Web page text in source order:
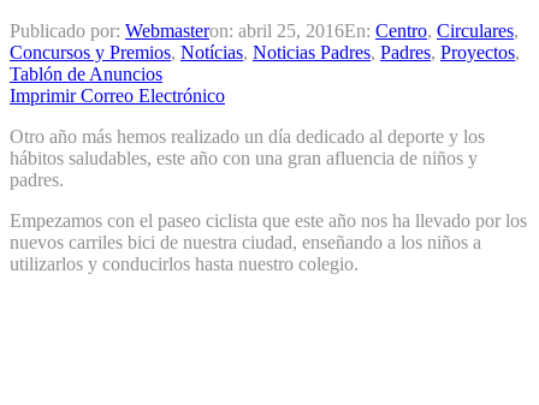
Publicado por: Webmasteron: abril 25, 2016En: Centro, Circulares,
Concursos y Premios, Notícias, Noticias Padres, Padres, Proyectos,
Tablón de Anuncios
Imprimir Correo Electrónico
Otro año más hemos realizado un día dedicado al deporte y los
hábitos saludables, este año con una gran afluencia de niños y
padres.
Empezamos con el paseo ciclista que este año nos ha llevado por los
nuevos carriles bici de nuestra ciudad, enseñando a los niños a
utilizarlos y conducirlos hasta nuestro colegio.